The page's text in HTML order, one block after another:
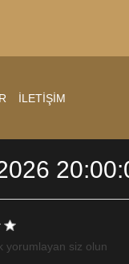
İLETİŞİM
yorumlayan siz olun